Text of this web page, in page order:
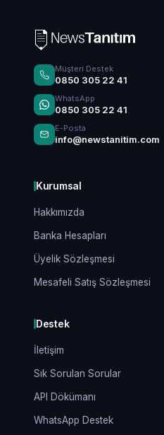
Müşteri Destek
0850 305 22 41
WhatsApp
0850 305 22 41
E-Posta
info@newstanitim.com
Kurumsal
Hakkımızda
Banka Hesapları
Üyelik Sözleşmesi
Mesafeli Satış Sözleşmesi
Destek
İletişim
Sık Sorulan Sorular
API Dökümanı
WhatsApp Destek